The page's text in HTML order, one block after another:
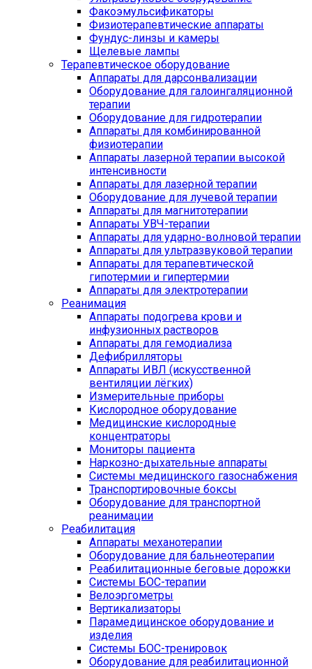
Факоэмульсификаторы
Физиотерапевтические аппараты
Фундус-линзы и камеры
Щелевые лампы
Терапевтическое оборудование
Аппараты для дарсонвализации
Оборудование для галоингаляционной
терапии
Оборудование для гидротерапии
Аппараты для комбинированной
физиотерапии
Аппараты лазерной терапии высокой
интенсивности
Аппараты для лазерной терапии
Оборудование для лучевой терапии
Аппараты для магнитотерапии
Аппараты УВЧ-терапии
Аппараты для ударно-волновой терапии
Аппараты для ультразвуковой терапии
Аппараты для терапевтической
гипотермии и гипертермии
Аппараты для электротерапии
Реанимация
Аппараты подогрева крови и
инфузионных растворов
Аппараты для гемодиализа
Дефибрилляторы
Аппараты ИВЛ (искусственной
вентиляции лёгких)
Измерительные приборы
Кислородное оборудование
Медицинские кислородные
концентраторы
Мониторы пациента
Наркозно-дыхательные аппараты
Системы медицинского газоснабжения
Транспортировочные боксы
Оборудование для транспортной
реанимации
Реабилитация
Аппараты механотерапии
Оборудование для бальнеотерапии
Реабилитационные беговые дорожки
Системы БОС-терапии
Велоэргометры
Вертикализаторы
Парамедицинское оборудование и
изделия
Системы БОС-тренировок
Оборудование для реабилитационной